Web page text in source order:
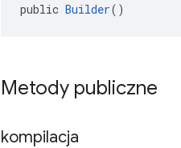
public Builder()
Metody publiczne
kompilacja